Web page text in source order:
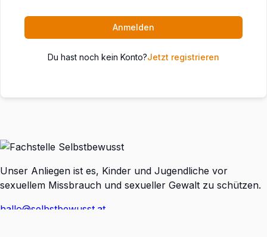
Anmelden
Du hast noch kein Konto?Jetzt registrieren
Unser Anliegen ist es, Kinder und Jugendliche vor
sexuellem Missbrauch und sexueller Gewalt zu schützen.
hallo@selbstbewusst.at